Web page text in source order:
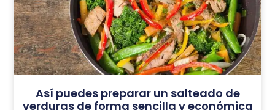
Así puedes preparar un salteado de
verduras de forma sencilla y económica